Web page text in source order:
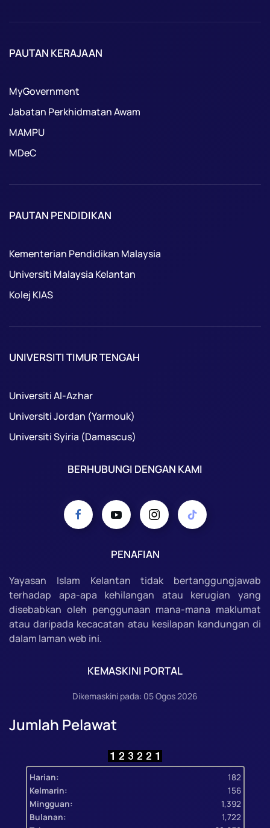
PAUTAN KERAJAAN
MyGovernment
Jabatan Perkhidmatan Awam
MAMPU
MDeC
PAUTAN PENDIDIKAN
Kementerian Pendidikan Malaysia
Universiti Malaysia Kelantan
Kolej KIAS
UNIVERSITI TIMUR TENGAH
Universiti Al-Azhar
Universiti Jordan (Yarmouk)
Universiti Syiria (Damascus)
BERHUBUNGI DENGAN KAMI
PENAFIAN
Yayasan Islam Kelantan tidak bertanggungjawab
terhadap apa-apa kehilangan atau kerugian yang
disebabkan oleh penggunaan mana-mana maklumat
atau daripada kecacatan atau kesilapan kandungan di
dalam laman web ini.
KEMASKINI PORTAL
Dikemaskini pada: 05 Ogos 2026
Jumlah Pelawat
Harian:
182
Kelmarin:
156
Mingguan:
1,392
Bulanan:
1,722